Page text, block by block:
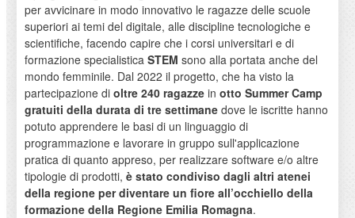
per avvicinare in modo innovativo le ragazze delle scuole
superiori ai temi del digitale, alle discipline tecnologiche e
scientifiche, facendo capire che i corsi universitari e di
formazione specialistica STEM sono alla portata anche del
mondo femminile. Dal 2022 il progetto, che ha visto la
partecipazione di oltre 240 ragazzein otto Summer Camp
gratuiti della durata di tre settimane dove le iscritte hanno
potuto apprendere le basi di un linguaggio di
programmazione e lavorare in gruppo sull'applicazione
pratica di quanto appreso, per realizzare software e/o altre
tipologie di prodotti, è stato condiviso dagli altri atenei
della regione per diventare un fiore all’occhiello della
formazione della Regione Emilia Romagna.